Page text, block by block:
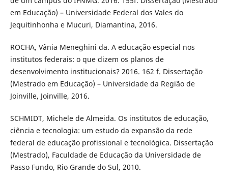
em Educação) – Universidade Federal dos Vales do
Jequitinhonha e Mucuri, Diamantina, 2016.
ROCHA, Vânia Meneghini da. A educação especial nos
institutos federais: o que dizem os planos de
desenvolvimento institucionais? 2016. 162 f. Dissertação
(Mestrado em Educação) – Universidade da Região de
Joinville, Joinville, 2016.
SCHMIDT, Michele de Almeida. Os institutos de educação,
ciência e tecnologia: um estudo da expansão da rede
federal de educação profissional e tecnológica. Dissertação
(Mestrado), Faculdade de Educação da Universidade de
Passo Fundo, Rio Grande do Sul, 2010.